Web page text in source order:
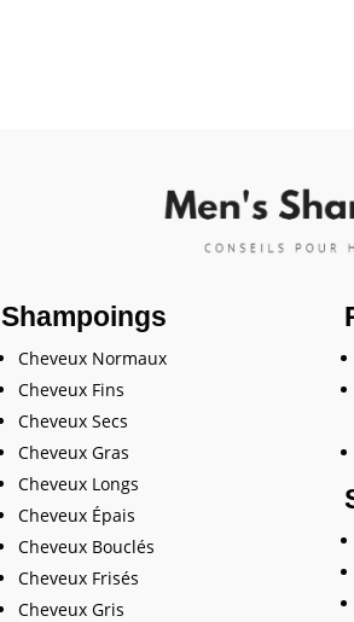
Shampoings
Cheveux Normaux
Cheveux Fins
Cheveux Secs
Cheveux Gras
Cheveux Longs
Cheveux Épais
Cheveux Bouclés
Cheveux Frisés
Cheveux Gris